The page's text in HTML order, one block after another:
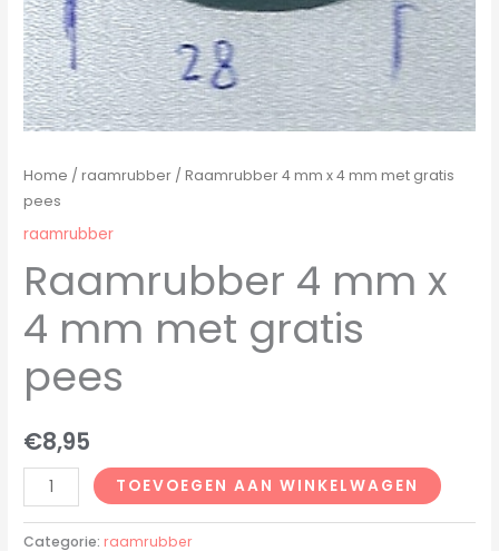
Home /raamrubber / Raamrubber 4 mm x 4 mm met gratis
pees
raamrubber
Raamrubber 4 mm x
4 mm met gratis
pees
€8,95
TOEVOEGEN AAN WINKELWAGEN
Categorie: raamrubber